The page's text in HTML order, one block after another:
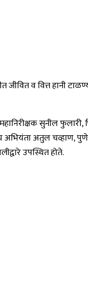
जीवित व वित्त हानी
सुनील
अभियंता अतुल चव्हाण,
उपस्थित होते.